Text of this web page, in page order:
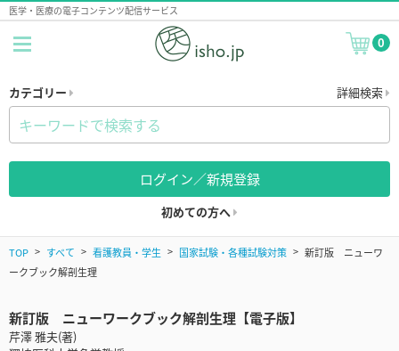
医学・医療の電子コンテンツ配信サービス
0
カテゴリー 詳細検索
ログイン／新規登録
初めての方へ
TOP すべて 看護教員・学生 国家試験・各種試験対策
新訂版 ニューワ
ークブック解剖生理
新訂版 ニューワークブック解剖生理【電子版】
芹澤 雅夫(著)